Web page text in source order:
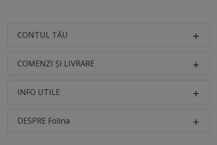
CONTUL TĂU
COMENZI ȘI LIVRARE
INFO UTILE
DESPRE Folina